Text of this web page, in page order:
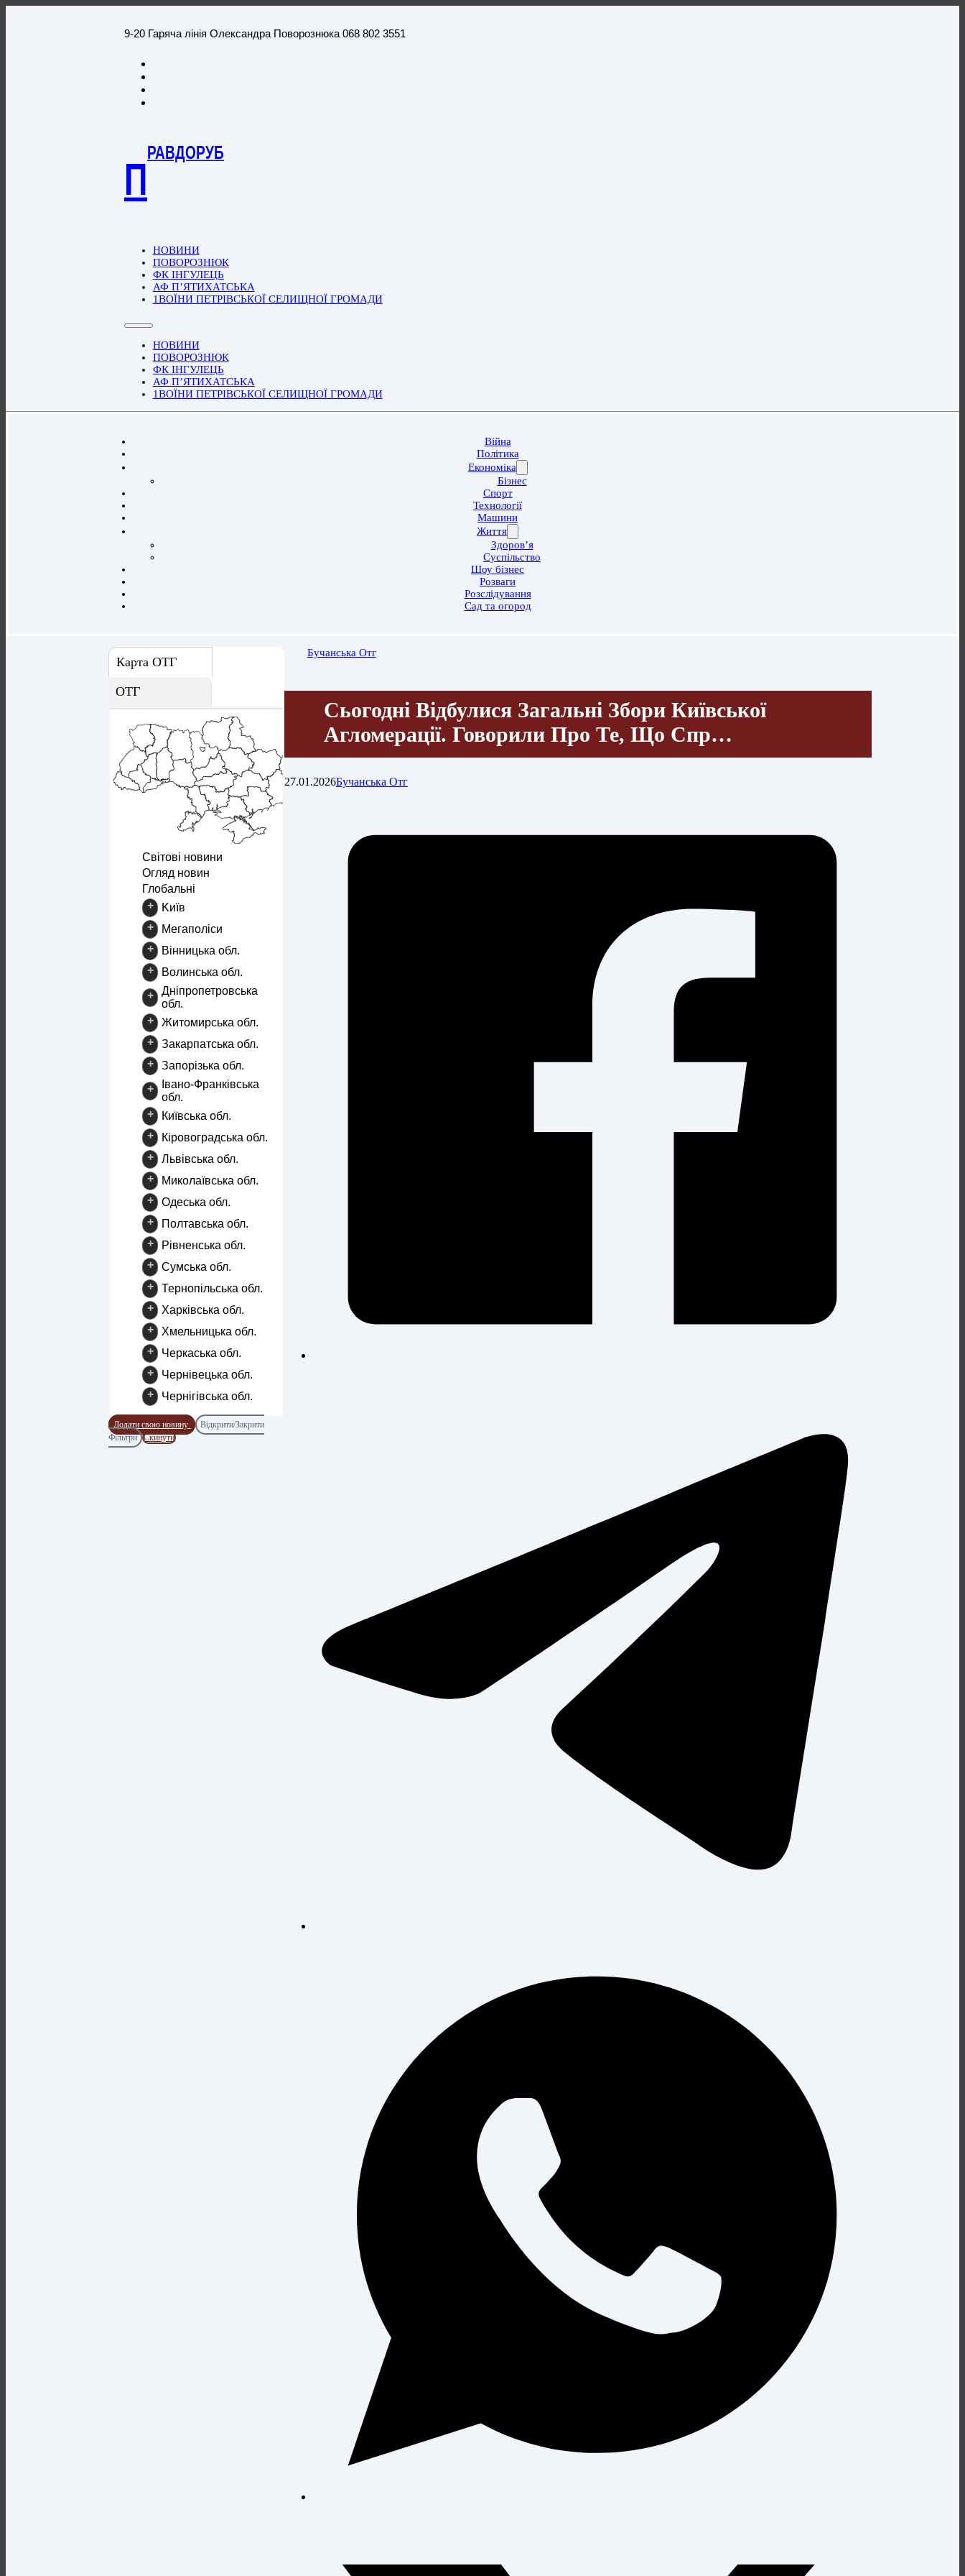
9-20 Гаряча лінія Олександра Поворознюка 068 802 3551
П
РАВДОРУБ
НОВИНИ
ПОВОРОЗНЮК
ФК ІНГУЛЕЦЬ
АФ П’ЯТИХАТСЬКА
1ВОЇНИ ПЕТРІВСЬКОЇ СЕЛИЩНОЇ ГРОМАДИ
НОВИНИ
ПОВОРОЗНЮК
ФК ІНГУЛЕЦЬ
АФ П’ЯТИХАТСЬКА
1ВОЇНИ ПЕТРІВСЬКОЇ СЕЛИЩНОЇ ГРОМАДИ
Війна
Політика
Економіка
Бізнес
Спорт
Технології
Машини
Життя
Здоров’я
Суспільство
Шоу бізнес
Розваги
Розслідування
Сад та огород
Карта ОТГ
ОТГ
Світові новини
Огляд новин
Глобальні
+
Kиїв
+
Mегаполіси
+
Вінницька обл.
+
Волинська обл.
+
Дніпропетровська
обл.
+
Житомирська обл.
+
Закарпатська обл.
+
Запорізька обл.
+
Івано-Франківська
обл.
+
Київська обл.
+
Кіровоградська обл.
+
Львівська обл.
+
Миколаївська обл.
+
Одеська обл.
+
Полтавська обл.
+
Рівненська обл.
+
Сумська обл.
+
Тернопільська обл.
+
Харківська обл.
+
Хмельницька обл.
+
Черкаська обл.
+
Чернівецька обл.
+
Чернігівська обл.
Додати свою новину
Відкрити/Закрити
Фільтри
Скинути
Бучанська Отг
Сьогодні Відбулися Загальні Збори Київської
Агломерації. Говорили Про Те, Що Спр…
27.01.2026Бучанська Отг